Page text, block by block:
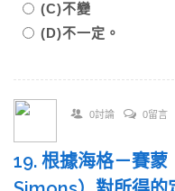
(C)不變
(D)不一定。
0討論 0留言
19. 根據海格－賽